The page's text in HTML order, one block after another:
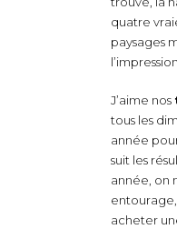
quatre
paysages
J’aime nos
tous les
année
suit les
année, on
acheter